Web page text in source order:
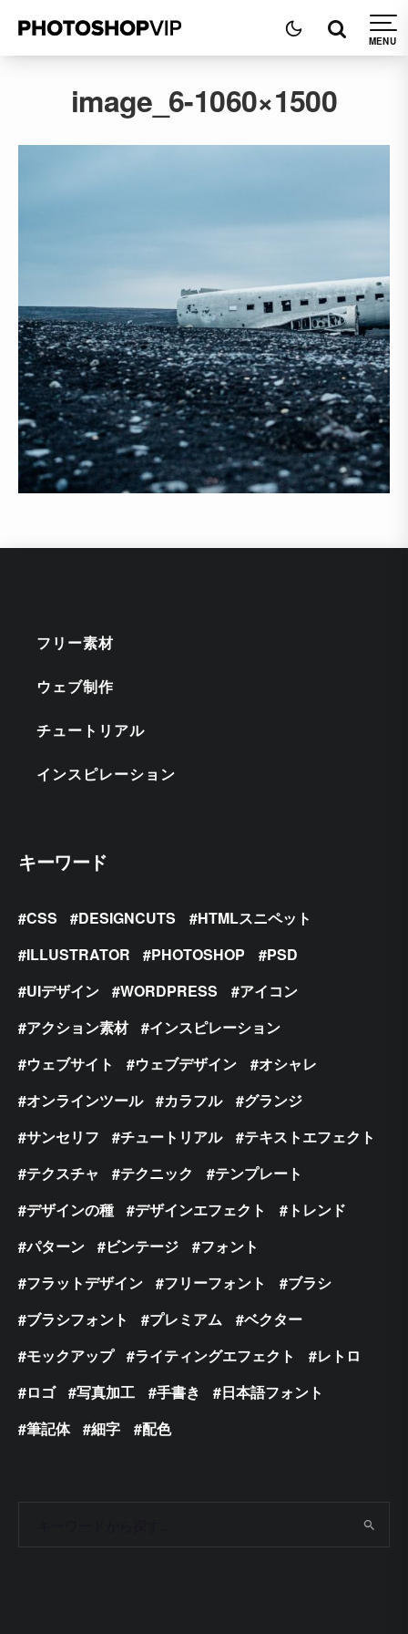
image_6-1060×1500
フリー素材
ウェブ制作
チュートリアル
インスピレーション
キーワード
CSS DESIGNCUTS
HTMLスニペット
ILLUSTRATOR
PHOTOSHOP
PSD
UIデザイン
WORDPRESS
アイコン
アクション素材
インスピレーション
ウェブサイト
ウェブデザイン
オシャレ
オンラインツール
カラフル
グランジ
サンセリフ
チュートリアル
テキストエフェクト
テクスチャ
テクニック
テンプレート
デザインの種
デザインエフェクト
トレンド
パターン
ビンテージ
フォント
フラットデザイン
フリーフォント
ブラシ
ブラシフォント
プレミアム
ベクター
モックアップ
ライティングエフェクト
レトロ
ロゴ
写真加工 手書き
日本語フォント
筆記体
細字 配色